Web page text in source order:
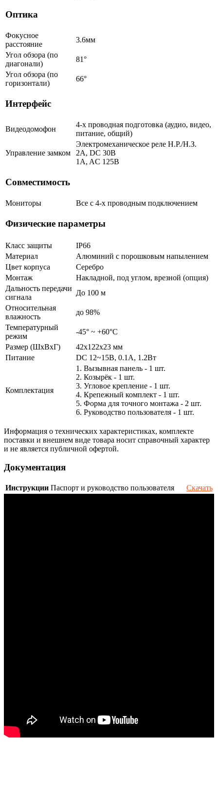
Оптика
Фокусное
расстояние
3.6мм
Угол обзора (по
диагонали)
81°
Угол обзора (по
горизонтали)
66°
Интерфейс
Видеодомофон
4-х проводная подготовка (аудио, видео,
питание, общий)
Управление замком
Электромеханическое реле Н.Р./Н.З.
2A, DC 30В
1A, AC 125В
Совместимость
Мониторы Все с 4-х проводным подключением
Физические параметры
Класс защиты
IP66
Материал
Алюминий с порошковым напылением
Цвет корпуса
Серебро
Монтаж
Накладной, под углом, врезной (опция)
Дальность передачи
сигнала
До 100 м
Относительная
влажность
до 98%
Температурный
режим
-45° ~ +60°С
Размер (ШxВxГ)
42x122x23 мм
Питание
DC 12~15В, 0.1А, 1.2Вт
Комплектация
1. Вызывная панель - 1 шт.
2. Козырёк - 1 шт.
3. Угловое крепление - 1 шт.
4. Крепежный комплект - 1 шт.
5. Форма для точного монтажа - 2 шт.
6. Руководство пользователя - 1 шт.
Информация о технических характеристиках, комплекте
поставки и внешнем виде товара носит справочный характер
и не является публичной офертой.
Документация
Инструкции Паспорт и руководство пользователя Скачать